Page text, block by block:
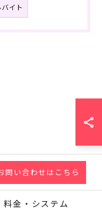
バイト
問い合わせはこちら
料金・システム